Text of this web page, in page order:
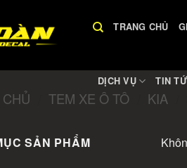
TRANG CHỦ
DỊCH VỤ TIN
TEM XE Ô TÔ KIA
SẢN PHẨM